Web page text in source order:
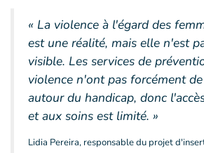
« La violence à l'égard des
est une réalité, mais elle n'est
visible. Les services de
violence n'ont pas forcément
autour du handicap, donc
et aux soins est limité. »
Lidia Pereira, responsable du projet